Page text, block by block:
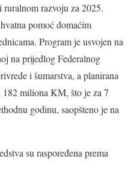
razvoju za 2025.
pomoć domaćim
Program je usvojen na
na prijedlog Federalnog
i šumarstva, a planirana
182 miliona KM, što je za 7
godinu, saopšteno je na
su raspoređena prema